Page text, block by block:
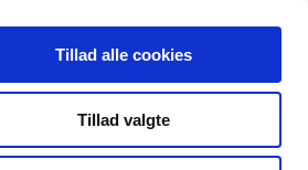
Tillad alle cookies
Tillad valgte